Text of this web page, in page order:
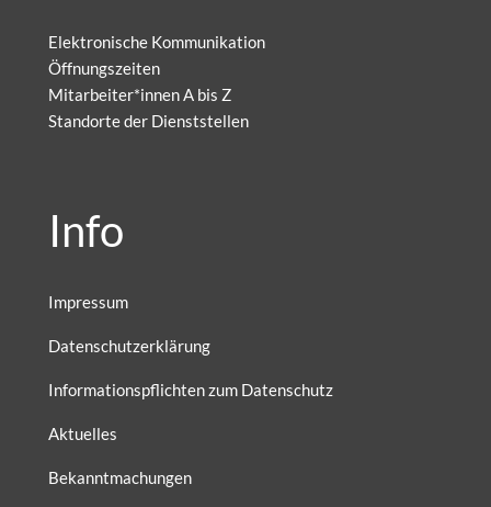
Elektronische Kommunikation
Öffnungszeiten
Mitarbeiter*innen A bis Z
Standorte der Dienststellen
Info
Impressum
Datenschutzerklärung
Informationspflichten zum Datenschutz
Aktuelles
Bekanntmachungen